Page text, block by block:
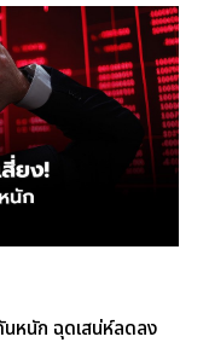
หนัก ฉุดเสน่ห์ลดลง